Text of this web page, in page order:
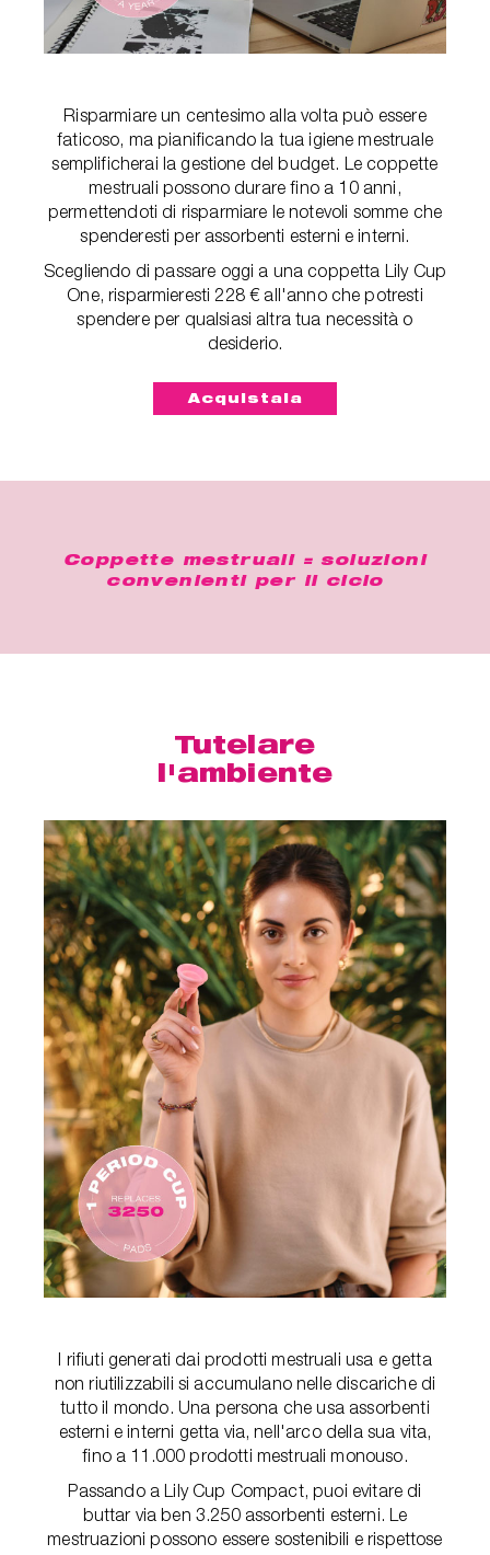
Risparmiare un centesimo alla volta può essere
faticoso, ma pianificando la tua igiene mestruale
semplificherai la gestione del budget. Le coppette
mestruali possono durare fino a 10 anni,
permettendoti di risparmiare le notevoli somme che
spenderesti per assorbenti esterni e interni.
Scegliendo di passare oggi a una coppetta Lily Cup
One, risparmieresti 228 € all'anno che potresti
spendere per qualsiasi altra tua necessità o
desiderio.
Acquistala
Coppette mestruali = soluzioni
convenienti per il ciclo
Tutelare
l'ambiente
I rifiuti generati dai prodotti mestruali usa e getta
non riutilizzabili si accumulano nelle discariche di
tutto il mondo. Una persona che usa assorbenti
esterni e interni getta via, nell'arco della sua vita,
fino a 11.000 prodotti mestruali monouso.
Passando a Lily Cup Compact, puoi evitare di
buttar via ben 3.250 assorbenti esterni. Le
mestruazioni possono essere sostenibili e rispettose